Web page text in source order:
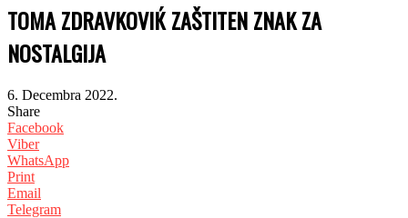
TOMA ZDRAVKOVIЌ ZAŠTITEN ZNAK ZA
NOSTALGIJA
6. Decembra 2022.
Share
Facebook
Viber
WhatsApp
Print
Email
Telegram